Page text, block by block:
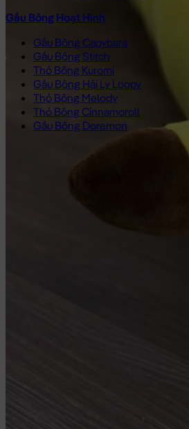
Gấu Bông Hoạt Hình
Gấu Bông Capybara
Gấu Bông Stitch
Thỏ Bông Kuromi
Gấu Bông Hải Ly Loopy
Thỏ Bông Melody
Thỏ Bông Cinnamoroll
Gấu Bông Doremon